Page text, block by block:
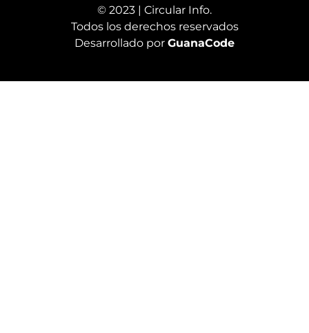
© 2023 | Circular Info.
Todos los derechos reservados
Desarrollado por GuanaCode